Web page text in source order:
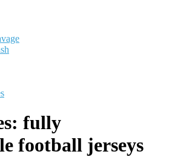
fully
football jerseys